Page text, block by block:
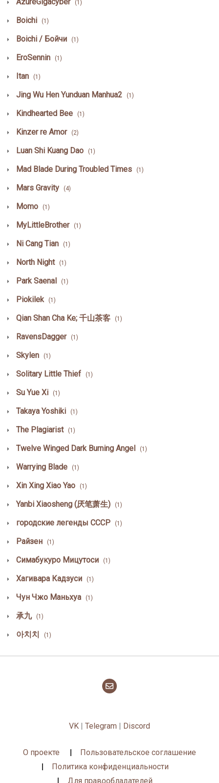
AzureGigacyber (1)
Boichi (1)
Boichi / Бойчи (1)
EroSennin (1)
Itan (1)
Jing Wu Hen Yunduan Manhua2 (1)
Kindhearted Bee (1)
Kinzer re Amor (2)
Luan Shi Kuang Dao (1)
Mad Blade During Troubled Times (1)
Mars Gravity (4)
Momo (1)
MyLittleBrother (1)
Ni Cang Tian (1)
North Night (1)
Park Saenal (1)
Piokilek (1)
Qian Shan Cha Ke; 千山茶客 (1)
RavensDagger (1)
Skylen (1)
Solitary Little Thief (1)
Su Yue Xi (1)
Takaya Yoshiki (1)
The Plagiarist (1)
Twelve Winged Dark Burning Angel (1)
Warrying Blade (1)
Xin Xing Xiao Yao (1)
Yanbi Xiaosheng (厌笔萧生) (1)
городские легенды СССР (1)
Райзен (1)
Симабукуро Мицутоси (1)
Хагивара Кадзуси (1)
Чун Чжо Маньхуа (1)
承九 (1)
아치치 (1)
VK Telegram Discord
О проекте
Пользовательское соглашение
Политика конфиденциальности
Для правообладателей